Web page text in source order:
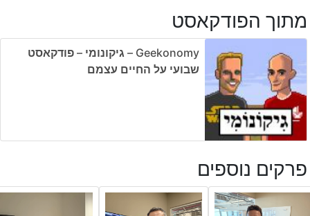
מתוך הפודקאסט
Geekonomy – גיקונומי – פודקאסט
שבועי על החיים עצמם
פרקים נוספים